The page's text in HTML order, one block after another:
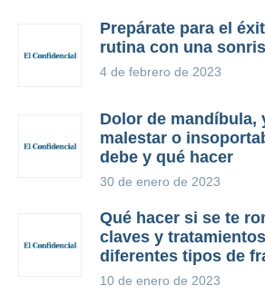
Prepárate para el
rutina con una
4 de febrero de 2023
Dolor de mandíbula,
malestar o
debe y qué hacer
30 de enero de 2023
Qué hacer si se te
claves y
diferentes tipos de
10 de enero de 2023